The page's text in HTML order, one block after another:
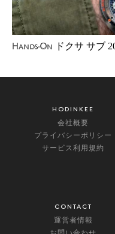
Hands-On ドクサ サブ
HODINKEE
会社概要
プライバシーポリシー
サービス利用規約
CONTACT
運営者情報